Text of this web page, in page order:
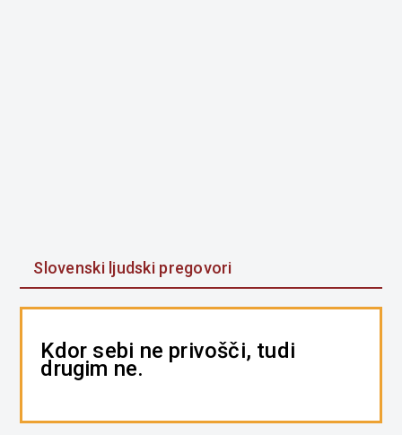
Slovenski ljudski pregovori
Kdor sebi ne privošči, tudi
drugim ne.